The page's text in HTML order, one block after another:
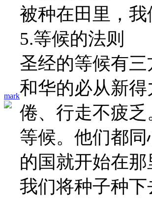
mark
被种在田里，
5.等候的法则
圣经的等候有
和华的必从新
倦、行走不疲
等候。他们都
的国就开始在
我们将种子种